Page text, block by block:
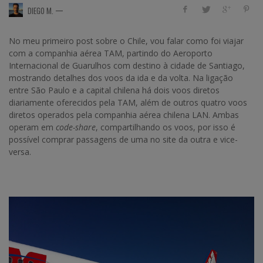
DIEGO M. —
No meu primeiro post sobre o Chile, vou falar como foi viajar
com a companhia aérea TAM, partindo do Aeroporto
Internacional de Guarulhos com destino à cidade de Santiago,
mostrando detalhes dos voos da ida e da volta. Na ligação
entre São Paulo e a capital chilena há dois voos diretos
diariamente oferecidos pela TAM, além de outros quatro voos
diretos operados pela companhia aérea chilena LAN. Ambas
operam em code-share, compartilhando os voos, por isso é
possível comprar passagens de uma no site da outra e vice-
versa.